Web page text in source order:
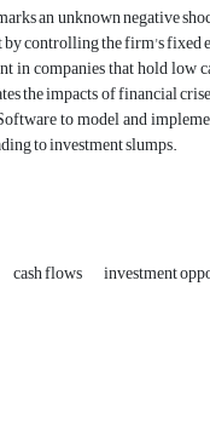
an unknown negative
controlling the firm's fixed
in companies that hold low
the impacts of financial
to model and
to investment slumps.
cash flows investment